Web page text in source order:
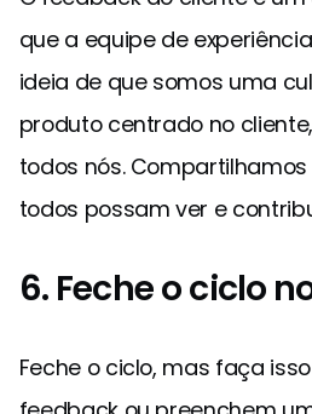
que a equipe de
ideia de que somos uma
produto centrado no
todos nós.
todos possam ver e
6. Feche o ciclo
Feche o ciclo, mas faça